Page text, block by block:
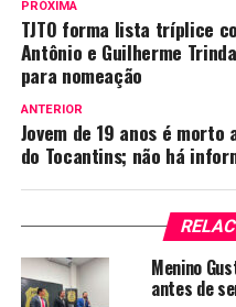
PRÓXIMA
TJTO forma lista tríplice
Antônio e Guilherme
para nomeação
ANTERIOR
Jovem de 19 anos é
do Tocantins; não há
Menino
antes de